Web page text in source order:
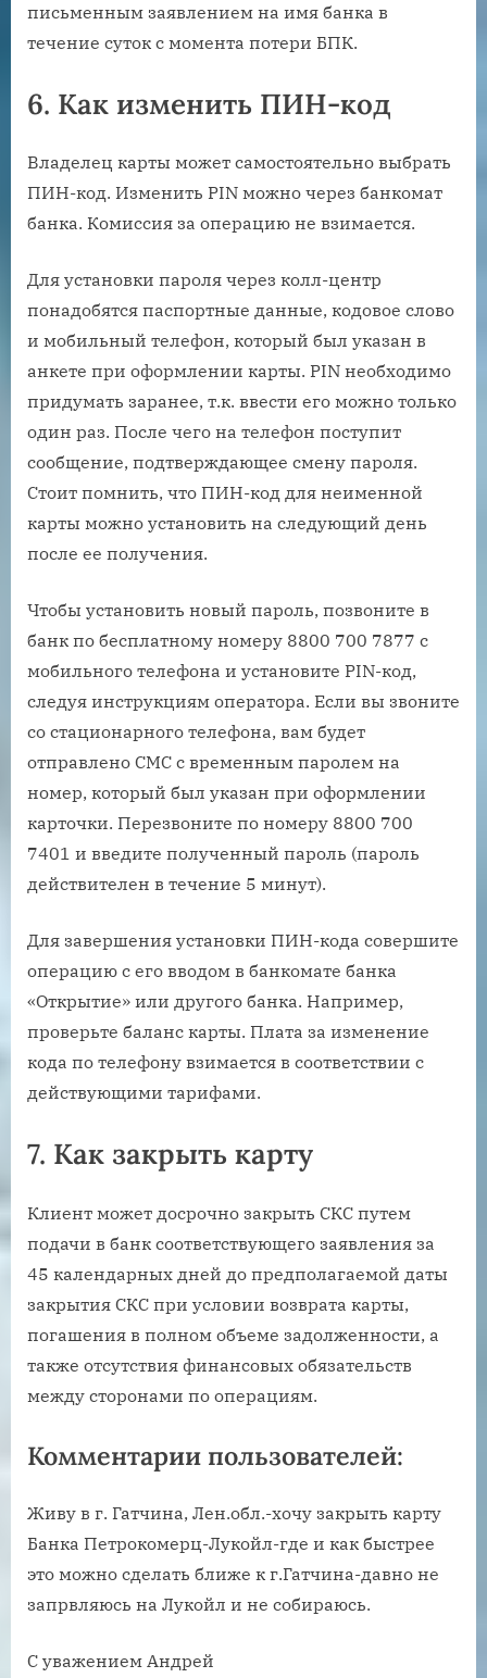
письменным заявлением на имя банка в
течение суток с момента потери БПК.
6. Как изменить ПИН-код
Владелец карты может самостоятельно выбрать
ПИН-код. Изменить PIN можно через банкомат
банка. Комиссия за операцию не взимается.
Для установки пароля через колл-центр
понадобятся паспортные данные, кодовое слово
и мобильный телефон, который был указан в
анкете при оформлении карты. PIN необходимо
придумать заранее, т.к. ввести его можно только
один раз. После чего на телефон поступит
сообщение, подтверждающее смену пароля.
Стоит помнить, что ПИН-код для неименной
карты можно установить на следующий день
после ее получения.
Чтобы установить новый пароль, позвоните в
банк по бесплатному номеру 8800 700 7877 с
мобильного телефона и установите PIN-код,
следуя инструкциям оператора. Если вы звоните
со стационарного телефона, вам будет
отправлено СМС с временным паролем на
номер, который был указан при оформлении
карточки. Перезвоните по номеру 8800 700
7401 и введите полученный пароль (пароль
действителен в течение 5 минут).
Для завершения установки ПИН-кода совершите
операцию с его вводом в банкомате банка
«Открытие» или другого банка. Например,
проверьте баланс карты. Плата за изменение
кода по телефону взимается в соответствии с
действующими тарифами.
7. Как закрыть карту
Клиент может досрочно закрыть СКС путем
подачи в банк соответствующего заявления за
45 календарных дней до предполагаемой даты
закрытия СКС при условии возврата карты,
погашения в полном объеме задолженности, а
также отсутствия финансовых обязательств
между сторонами по операциям.
Комментарии пользователей:
Живу в г. Гатчина, Лен.обл.-хочу закрыть карту
Банка Петрокомерц-Лукойл-где и как быстрее
это можно сделать ближе к г.Гатчина-давно не
запрвляюсь на Лукойл и не собираюсь.
С уважением Андрей